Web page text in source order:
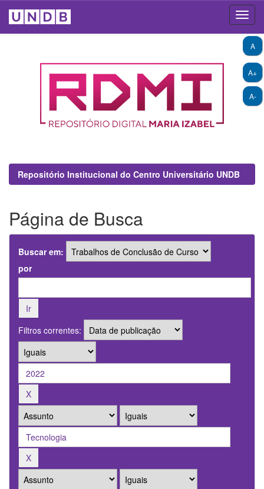
A+
A-
A
Repositório Institucional do Centro Universitário UNDB
Página de Busca
Buscar em:
por
Filtros correntes: